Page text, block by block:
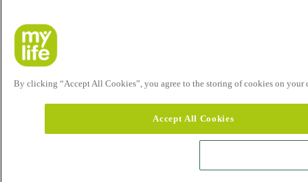
By clicking “Accept All Cookies”, you agree to the storing of cookies on your
Accept All Cookies